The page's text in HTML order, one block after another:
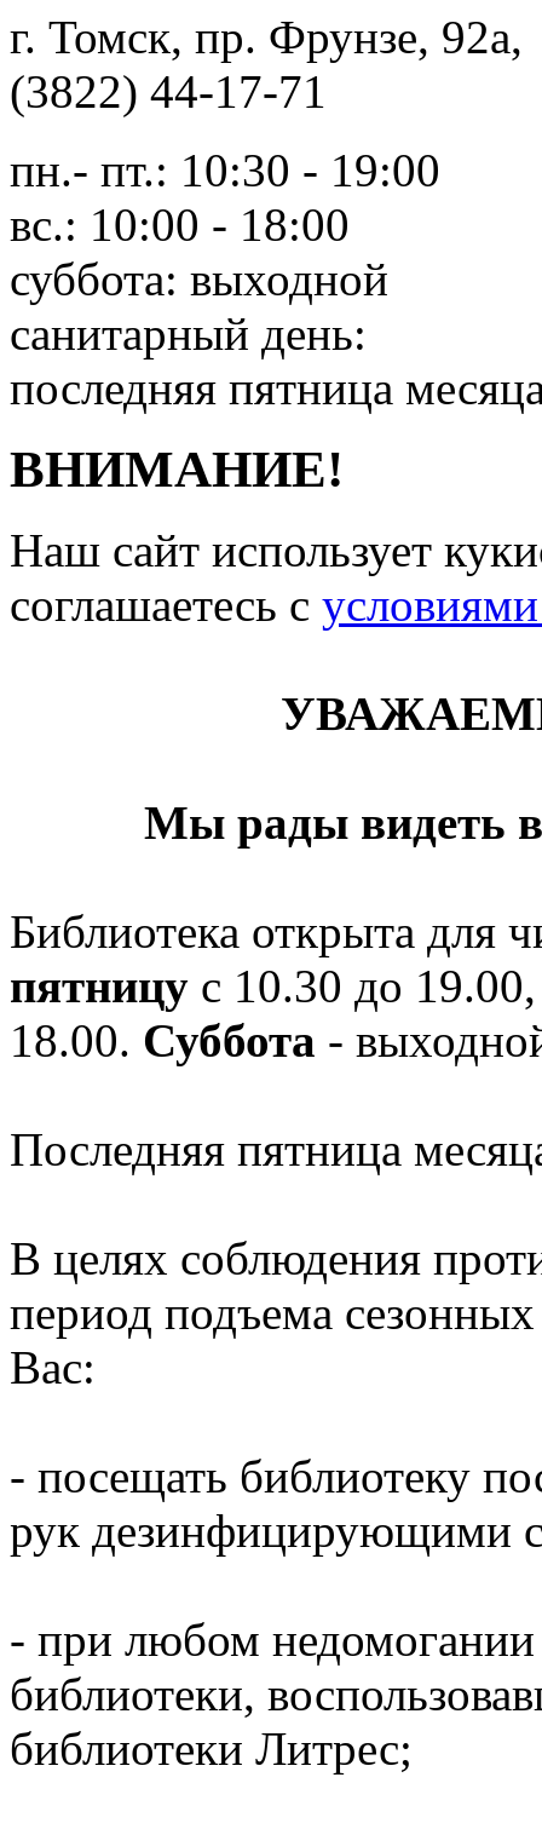
г. Томск, пр. Фрунзе,
(3822) 44-17-71
пн.- пт.: 10:30 - 19:00
вс.: 10:00 - 18:00
суббота: выходной
санитарный день:
последняя пятница
ВНИМАНИЕ!
Наш сайт использует
соглашаетесь c
Мы рады видеть
Библиотека открыта для
пятницу с 10.30 до
18.00. Суббота -
Последняя пятница
В целях соблюдения
период подъема
Вас:
- посещать библиотеку
рук дезинфицирующими
- при любом недомогании
библиотеки,
библиотеки Литрес;